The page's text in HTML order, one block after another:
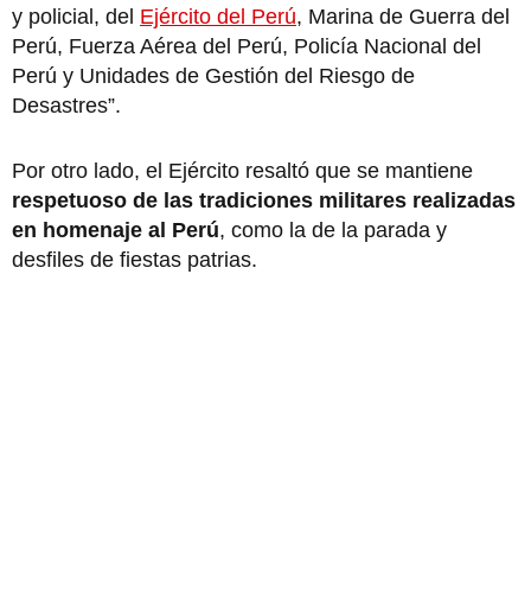
y policial, del Ejército del Perú, Marina de Guerra del
Perú, Fuerza Aérea del Perú, Policía Nacional del
Perú y Unidades de Gestión del Riesgo de
Desastres”.
Por otro lado, el Ejército resaltó que se mantiene
respetuoso de las tradiciones militares realizadas
en homenaje al Perú, como la de la parada y
desfiles de fiestas patrias.